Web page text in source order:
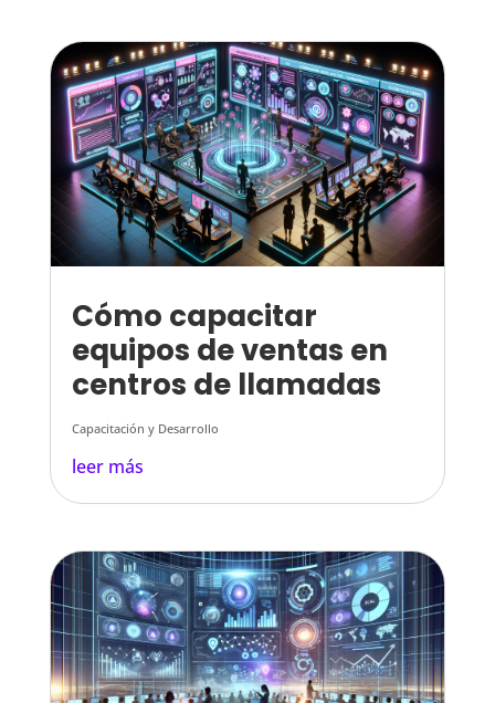
Cómo capacitar
equipos de ventas en
centros de llamadas
Capacitación y Desarrollo
leer más